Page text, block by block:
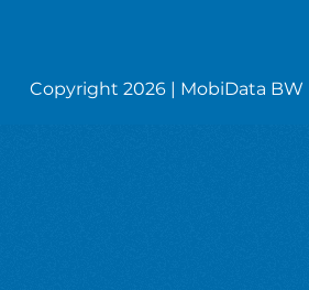
Copyright 2026 | MobiData BW